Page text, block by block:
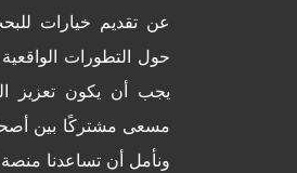
عن تقديم خيارات
حول التطورات
يجب أن يكون تعزيز
مسعى مشتركًا بين
ونأمل أن تساعدنا